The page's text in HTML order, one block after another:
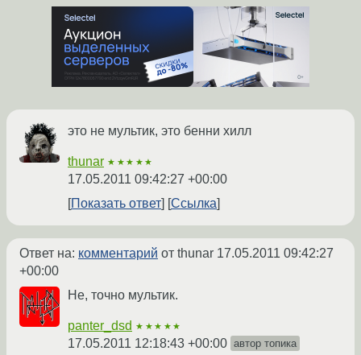
это не мультик, это бенни хилл
thunar ★★★★★
17.05.2011 09:42:27 +00:00
Показать ответ
Ссылка
Ответ на: комментарий от thunar 17.05.2011 09:42:27
+00:00
Не, точно мультик.
panter_dsd ★★★★★
17.05.2011 12:18:43 +00:00 автор топика